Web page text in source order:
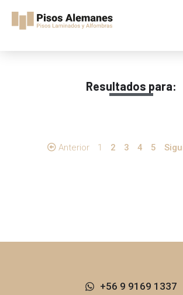
Resultados para:
Anterior 1 2 3 4 5
+56 9 9169 1337​